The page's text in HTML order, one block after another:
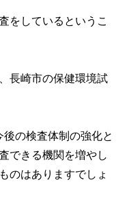
をしているというこ
長崎市の保健環境試
の検査体制の強化と
できる機関を増やし
のはありますでしょ